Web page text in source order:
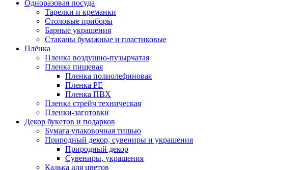
Одноразовая посуда
Тарелки и креманки
Столовые приборы
Барные украшения
Стаканы бумажные и пластиковые
Плёнка
Пленка воздушно-пузырчатая
Пленка пищевая
Пленка полиолефиновая
Пленка PE
Пленка ПВХ
Пленка стрейч техническая
Пленки-заготовки
Декор букетов и подарков
Бумага упаковочная тишью
Природный декор, сувениры и украшения
Природный декор
Сувениры, украшения
Калька для цветов